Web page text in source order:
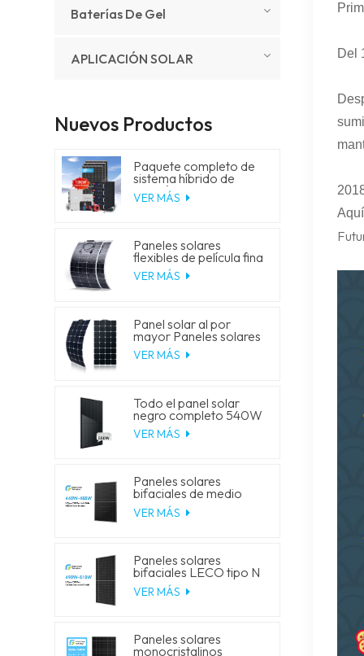
Del
Baterías De Gel
APLICACIÓN SOLAR
Nuevos Productos
Paquete completo de
sistema híbrido de
energía solar de 5 kW,
10 kW, 20 kW y 30 kW
batería de litio para uso
residencial.
VER MÁS
Paneles solares
flexibles de película fina
de 18 V y 150 W
VER MÁS
Panel solar al por
mayor Paneles solares
fotovoltaicos flexibles
monocristalinos de 100
VER MÁS
Todo el panel solar
negro completo 540W
545W 550W 555W
monopaneles solares
VER MÁS
Paneles solares
bifaciales de medio
corte LECO tipo N de
celda solar
440 W, 445 W, 450 W,
455 W
VER MÁS
Paneles solares
bifaciales LECO tipo N
de medio corte, de
210-182 mm, G12R,
VER MÁS
Paneles solares
monocristalinos